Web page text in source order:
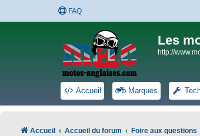
FAQ
Les
http://
Accueil Marques
Accueil Accueil du forum Foire aux questions